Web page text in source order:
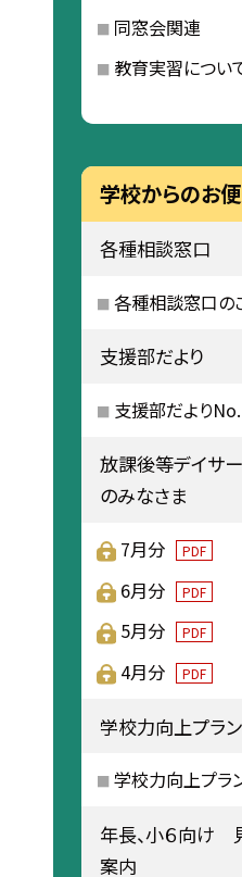
同窓会関連
教育実習につい
学校からのお
各種相談窓口
各種相談窓口の
支援部だより
支援部だよりNo.
放課後等デイサ
のみなさま
7月分 PDF
6月分 PDF
5月分 PDF
4月分 PDF
学校力向上プラン
学校力向上プラ
年長、小６向け
案内